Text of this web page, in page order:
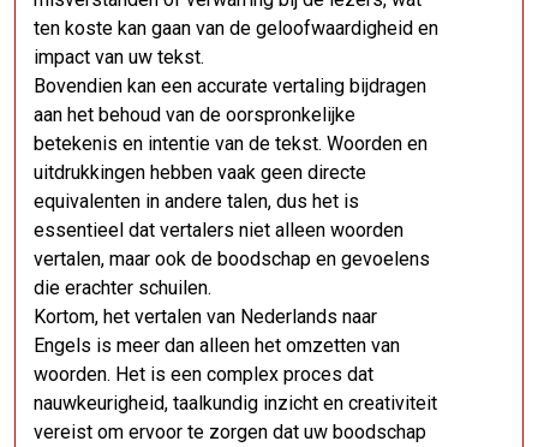
ten koste kan gaan van de geloofwaardigheid en
impact van uw tekst.
Bovendien kan een accurate vertaling bijdragen
aan het behoud van de oorspronkelijke
betekenis en intentie van de tekst. Woorden en
uitdrukkingen hebben vaak geen directe
equivalenten in andere talen, dus het is
essentieel dat vertalers niet alleen woorden
vertalen, maar ook de boodschap en gevoelens
die erachter schuilen.
Kortom, het vertalen van Nederlands naar
Engels is meer dan alleen het omzetten van
woorden. Het is een complex proces dat
nauwkeurigheid, taalkundig inzicht en creativiteit
vereist om ervoor te zorgen dat uw boodschap